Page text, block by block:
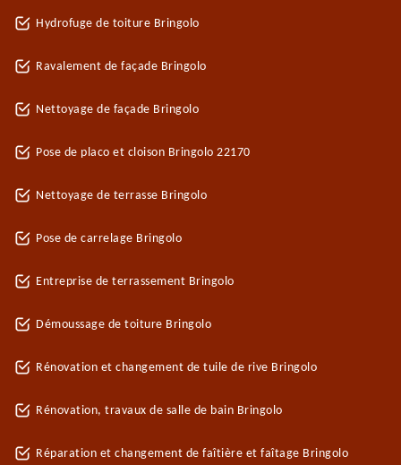
Hydrofuge de toiture Bringolo
Ravalement de façade Bringolo
Nettoyage de façade Bringolo
Pose de placo et cloison Bringolo 22170
Nettoyage de terrasse Bringolo
Pose de carrelage Bringolo
Entreprise de terrassement Bringolo
Démoussage de toiture Bringolo
Rénovation et changement de tuile de rive Bringolo
Rénovation, travaux de salle de bain Bringolo
Réparation et changement de faîtière et faîtage Bringolo